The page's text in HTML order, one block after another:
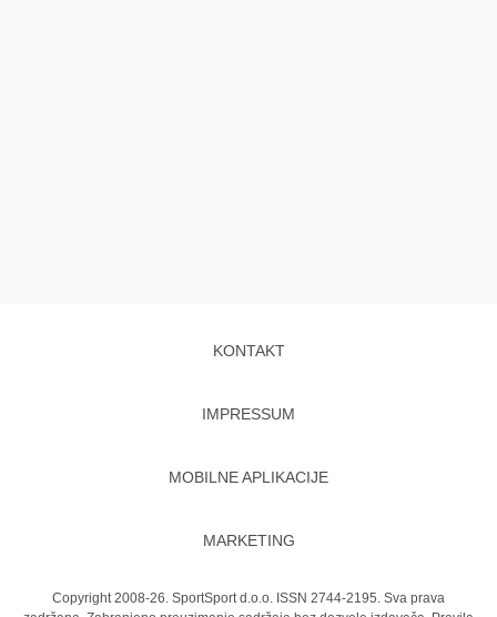
KONTAKT
IMPRESSUM
MOBILNE APLIKACIJE
MARKETING
Copyright 2008-26. SportSport d.o.o. ISSN 2744-2195. Sva prava